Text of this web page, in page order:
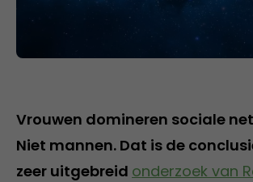
Vrouwen domineren sociale
Niet mannen. Dat is de
zeer uitgebreid onderzoek van